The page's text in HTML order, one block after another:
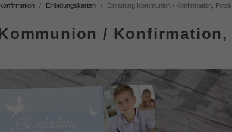
Einladungskarten Einladung Kommunion / Konfirmation,
/ Konfirmation,